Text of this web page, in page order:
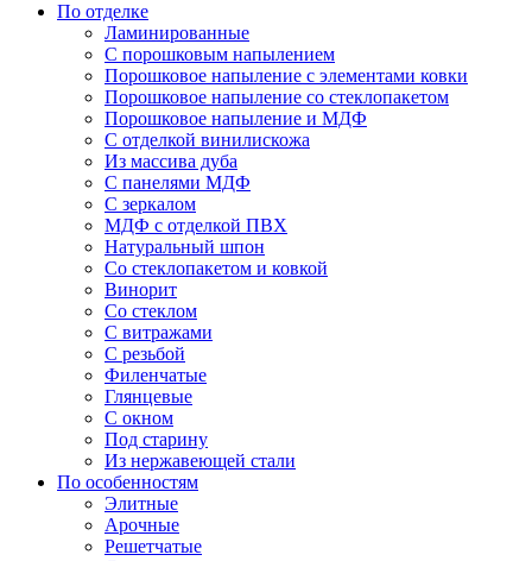
По отделке
Ламинированные
С порошковым напылением
Порошковое напыление с элементами ковки
Порошковое напыление со стеклопакетом
Порошковое напыление и МДФ
С отделкой винилискожа
Из массива дуба
С панелями МДФ
С зеркалом
МДФ с отделкой ПВХ
Натуральный шпон
Со стеклопакетом и ковкой
Винорит
Со стеклом
С витражами
С резьбой
Филенчатые
Глянцевые
С окном
Под старину
Из нержавеющей стали
По особенностям
Элитные
Арочные
Решетчатые